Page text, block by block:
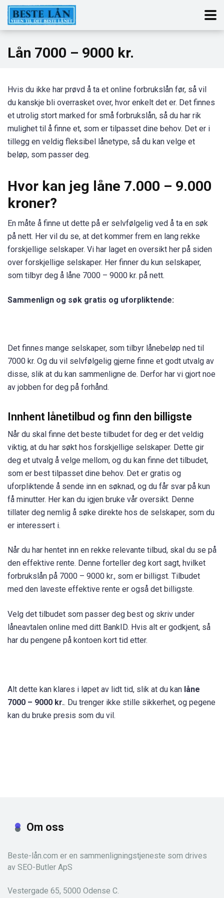
Lån 7000 – 9000 kr.
Hvis du ikke har prøvd å ta et online forbrukslån før, så vil
du kanskje bli overrasket over, hvor enkelt det er. Det finnes
et utrolig stort marked for små forbrukslån, så du har rik
mulighet til å finne et, som er tilpasset dine behov. Det er i
tillegg en veldig fleksibel lånetype, så du kan velge et
beløp, som passer deg.
Hvor kan jeg låne 7.000 – 9.000
kroner?
En måte å finne ut dette på er selvfølgelig ved å ta en søk
på nett. Her vil du se, at det kommer frem en lang rekke
forskjellige selskaper. Vi har laget en oversikt her på siden
over forskjellige selskaper. Her finner du kun selskaper,
som tilbyr deg å låne 7000 – 9000 kr. på nett.
Sammenlign og søk gratis og uforpliktende:
Det finnes mange selskaper, som tilbyr lånebeløp ned til
7000 kr. Og du vil selvfølgelig gjerne finne et godt utvalg av
disse, slik at du kan sammenligne de. Derfor har vi gjort noe
av jobben for deg på forhånd.
Innhent lånetilbud og finn den billigste
Når du skal finne det beste tilbudet for deg er det veldig
viktig, at du har søkt hos forskjellige selskaper. Dette gir
deg et utvalg å velge mellom, og du kan finne det tilbudet,
som er best tilpasset dine behov. Det er gratis og
uforpliktende å sende inn en søknad, og du får svar på kun
få minutter. Her kan du igjen bruke vår oversikt. Denne
tillater deg nemlig å søke direkte hos de selskaper, som du
er interessert i.
Når du har hentet inn en rekke relevante tilbud, skal du se på
den effektive rente. Denne forteller deg kort sagt, hvilket
forbrukslån på 7000 – 9000 kr., som er billigst. Tilbudet
med den laveste effektive rente er også det billigste.
Velg det tilbudet som passer deg best og skriv under
låneavtalen online med ditt BankID. Hvis alt er godkjent, så
har du pengene på kontoen kort tid etter.
Alt dette kan klares i løpet av lidt tid, slik at du kan låne
7000 – 9000 kr.. Du trenger ikke stille sikkerhet, og pegene
kan du bruke presis som du vil.
Om oss
Beste-lån.com er en sammenligningstjeneste som drives
av SEO-Butler ApS
Vestergade 65, 5000 Odense C.